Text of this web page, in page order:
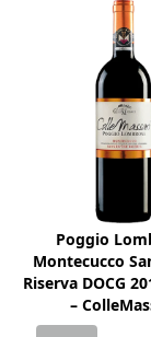
Poggio
Montecucco
Riserva DOCG
–